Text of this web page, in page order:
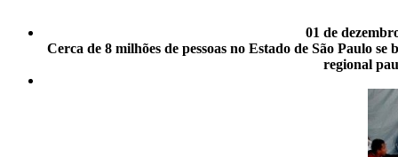
01 de
Cerca de 8 milhões de pessoas no Estado de São Paulo
regional